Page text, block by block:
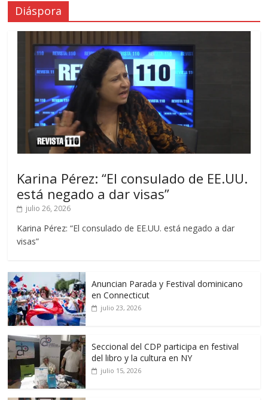
Diáspora
Karina Pérez: “El consulado de EE.UU.
está negado a dar visas”
julio 26, 2026
Karina Pérez: “El consulado de EE.UU. está negado a dar
visas”
Anuncian Parada y Festival dominicano
en Connecticut
julio 23, 2026
Seccional del CDP participa en festival
del libro y la cultura en NY
julio 15, 2026